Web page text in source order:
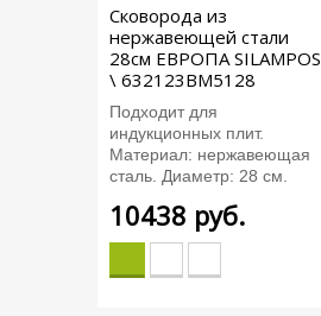
Сковорода из
нержавеющей стали
28см ЕВРОПА SILAMPOS
\ 632123BM5128
Подходит для
индукционных плит.
Материал: нержавеющая
сталь. Диаметр: 28 см.
10438 руб.